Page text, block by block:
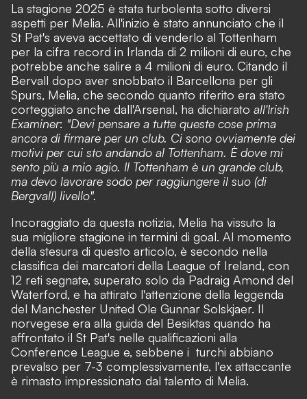
La stagione 2025 è stata turbolenta sotto diversi
aspetti per Melia. All'inizio è stato annunciato che il
St Pat's aveva accettato di venderlo al Tottenham
per la cifra record in Irlanda di 2 milioni di euro, che
potrebbe anche salire a 4 milioni di euro. Citando il
Bervall dopo aver snobbato il Barcellona per gli
Spurs, Melia, che secondo quanto riferito era stato
corteggiato anche dall'Arsenal, ha dichiarato all'Irish
Examiner: "Devi pensare a tutte queste cose prima
ancora di firmare per un club. Ci sono ovviamente dei
motivi per cui sto andando al Tottenham. È dove mi
sento più a mio agio. Il Tottenham è un grande club,
ma devo lavorare sodo per raggiungere il suo (di
Bergvall) livello".
Incoraggiato da questa notizia, Melia ha vissuto la
sua migliore stagione in termini di goal. Al momento
della stesura di questo articolo, è secondo nella
classifica dei marcatori della League of Ireland, con
12 reti segnate, superato solo da Padraig Amond del
Waterford, e ha attirato l'attenzione della leggenda
del Manchester United Ole Gunnar Solskjaer. Il
norvegese era alla guida del Besiktas quando ha
affrontato il St Pat's nelle qualificazioni alla
Conference League e, sebbene i turchi abbiano
prevalso per 7-3 complessivamente, l'ex attaccante
è rimasto impressionato dal talento di Melia.